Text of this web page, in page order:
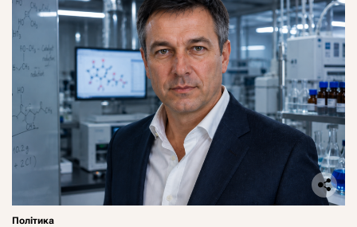
Політика